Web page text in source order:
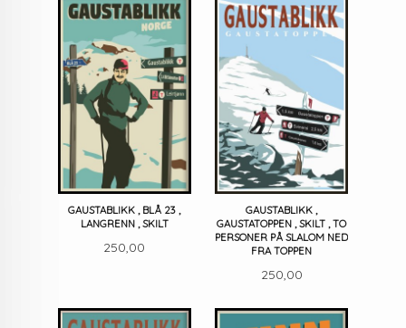
GAUSTABLIKK , BLÅ 23 ,
LANGRENN , SKILT
Pris
250,00
GAUSTABLIKK ,
GAUSTATOPPEN , SKILT , TO
PERSONER PÅ SLALOM NED
FRA TOPPEN
Pris
250,00